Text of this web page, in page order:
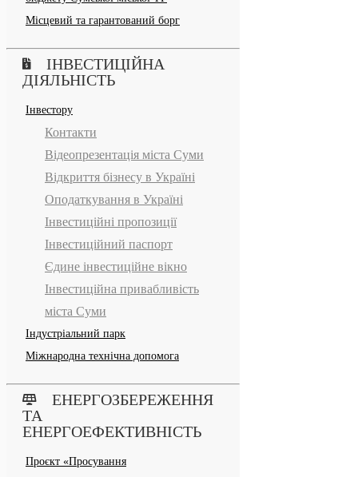
Місцевий та гарантований борг
ІНВЕСТИЦІЙНА
ДІЯЛЬНІСТЬ
Інвестору
Контакти
Відеопрезентація міста Суми
Відкриття бізнесу в Україні
Оподаткування в Україні
Інвестиційні пропозиції
Інвестиційний паспорт
Єдине інвестиційне вікно
Інвестиційна привабливість
міста Суми
Індустріальний парк
Міжнародна технічна допомога
ЕНЕРГОЗБЕРЕЖЕННЯ
ТА
ЕНЕРГОЕФЕКТИВНІСТЬ
Проєкт «Просування